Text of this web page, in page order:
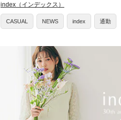
index（インデックス）
CASUAL NEWS index 通勤